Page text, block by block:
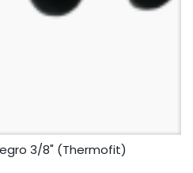
3/8" (Thermofit)